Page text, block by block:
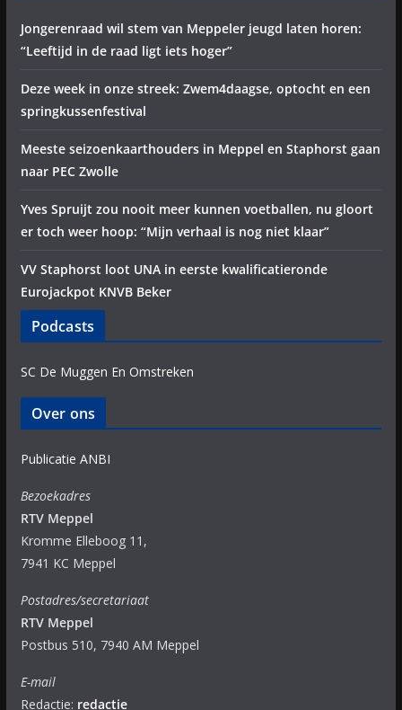
Jongerenraad wil stem van Meppeler jeugd laten horen:
“Leeftijd in de raad ligt iets hoger”
Deze week in onze streek: Zwem4daagse, optocht en een
springkussenfestival
Meeste seizoenkaarthouders in Meppel en Staphorst gaan
naar PEC Zwolle
Yves Spruijt zou nooit meer kunnen voetballen, nu gloort
er toch weer hoop: “Mijn verhaal is nog niet klaar”
VV Staphorst loot UNA in eerste kwalificatieronde
Eurojackpot KNVB Beker
Podcasts
SC De Muggen En Omstreken
Over ons
Publicatie ANBI
Bezoekadres
RTV Meppel
Kromme Elleboog 11,
7941 KC Meppel
Postadres/secretariaat
RTV Meppel
Postbus 510, 7940 AM Meppel
E-mail
Redactie: redactie